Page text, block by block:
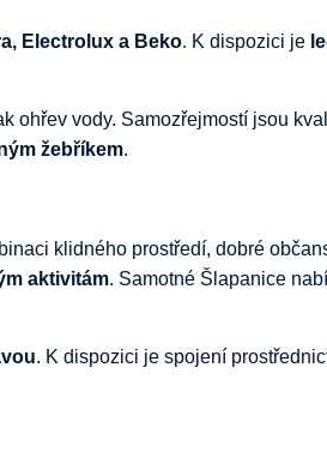
Electrolux a Beko. K dispozici je
ohřev vody. Samozřejmostí jsou
žebříkem.
klidného prostředí, dobré
aktivitám. Samotné Šlapanice
. K dispozici je spojení